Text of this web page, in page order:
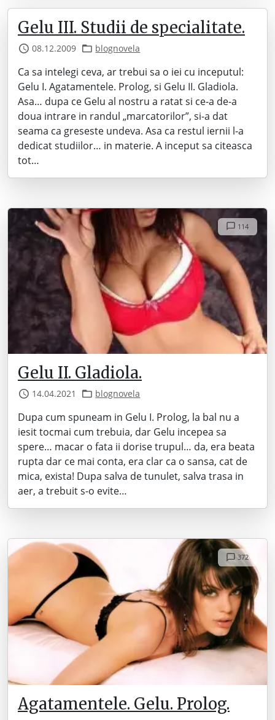
Gelu III. Studii de specialitate.
08.12.2009 blognovela
Ca sa intelegi ceva, ar trebui sa o iei cu inceputul:
Gelu I. Agatamentele. Prolog, si Gelu II. Gladiola.
Asa… dupa ce Gelu al nostru a ratat si ce-a de-a
doua intrare in randul „marcatorilor”, si-a dat
seama ca greseste undeva. Asa ca restul iernii l-a
dedicat studiilor… in materie. A inceput sa citeasca
tot…
114
Gelu II. Gladiola.
14.04.2021 blognovela
Dupa cum spuneam in Gelu I. Prolog, la bal nu a
iesit tocmai cum trebuia, dar Gelu incepea sa
spere… macar o fata ii dorise trupul… da, era beata
rupta dar ce mai conta, era clar ca o sansa, cat de
mica, exista! Dupa salva de tunulet, salva trasa in
aer, a trebuit s-o evite…
372
Agatamentele. Gelu. Prolog.